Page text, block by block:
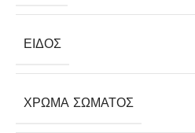
ΕΊΔΟΣ
ΧΡΏΜΑ ΣΏΜΑΤΟΣ